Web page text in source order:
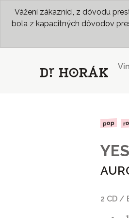
Vážení zákazníci, z dôvodu
bola z kapacitných dôvodov
pop
YES
2 CD /